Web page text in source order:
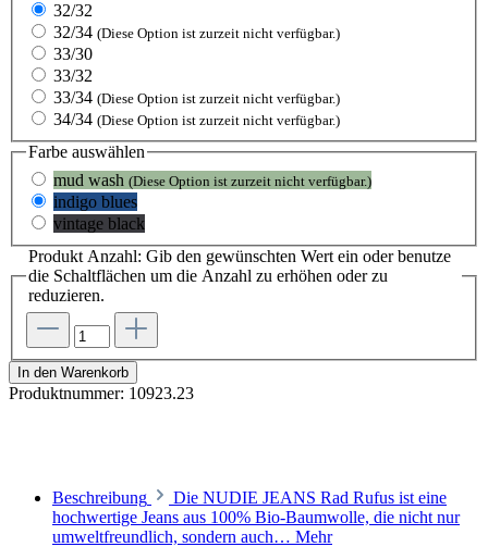
32/32
32/34 (Diese Option ist zurzeit nicht verfügbar.)
33/30
33/32
33/34 (Diese Option ist zurzeit nicht verfügbar.)
34/34 (Diese Option ist zurzeit nicht verfügbar.)
Farbe auswählen
mud wash (Diese Option ist zurzeit nicht verfügbar.)
indigo blues
vintage black
Produkt Anzahl: Gib den gewünschten Wert ein oder benutze
die Schaltflächen um die Anzahl zu erhöhen oder zu
reduzieren.
In den Warenkorb
Produktnummer: 10923.23
Beschreibung
Die NUDIE JEANS Rad Rufus ist eine
hochwertige Jeans aus 100% Bio-Baumwolle, die nicht nur
umweltfreundlich, sondern auch… Mehr